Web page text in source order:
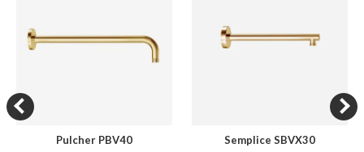
Pulcher PBV40 Semplice SBVX30